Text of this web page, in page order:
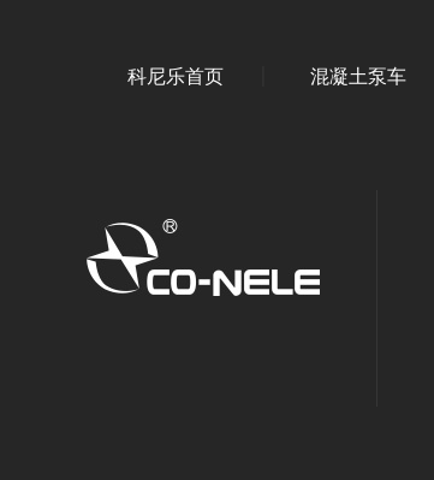
科尼乐首页 混凝土泵车